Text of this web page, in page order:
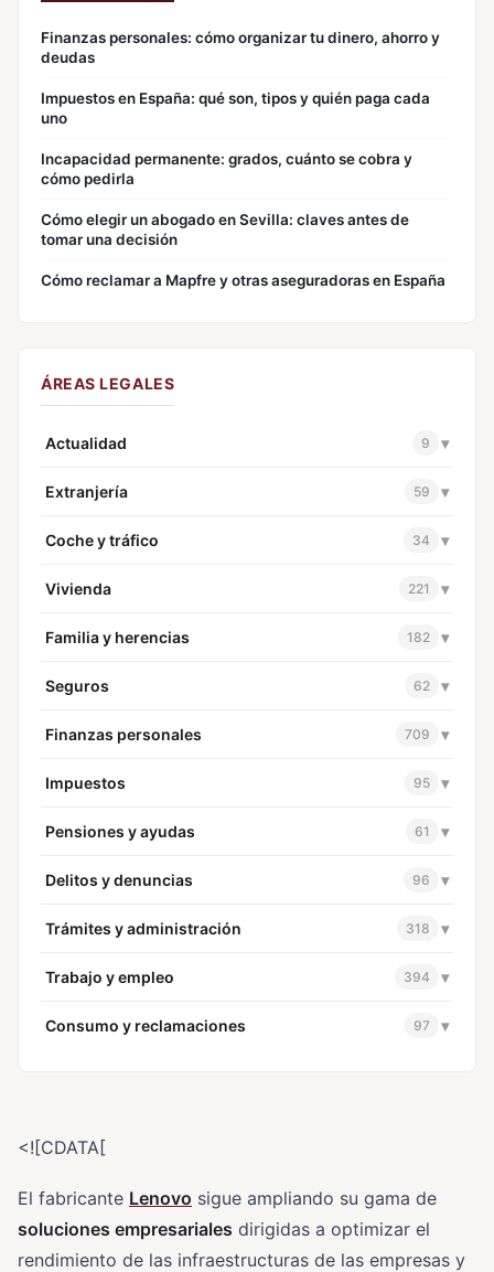
Finanzas personales: cómo organizar tu dinero, ahorro y
deudas
Impuestos en España: qué son, tipos y quién paga cada
uno
Incapacidad permanente: grados, cuánto se cobra y
cómo pedirla
Cómo elegir un abogado en Sevilla: claves antes de
tomar una decisión
Cómo reclamar a Mapfre y otras aseguradoras en España
ÁREAS LEGALES
Actualidad 9 ▾
Extranjería 59 ▾
Coche y tráfico 34 ▾
Vivienda 221 ▾
Familia y herencias 182 ▾
Seguros 62 ▾
Finanzas personales 709 ▾
Impuestos 95 ▾
Pensiones y ayudas 61 ▾
Delitos y denuncias 96 ▾
Trámites y administración 318 ▾
Trabajo y empleo 394 ▾
Consumo y reclamaciones 97 ▾
<![CDATA[
El fabricante Lenovo sigue ampliando su gama de
soluciones empresariales dirigidas a optimizar el
rendimiento de las infraestructuras de las empresas y